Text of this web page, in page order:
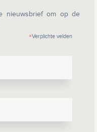
nieuwsbrief om op de
*Verplichte velden